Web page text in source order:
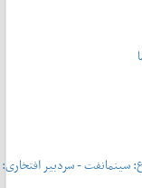
پرونده یک موضوع: سینمانفت - سردبیر افتخاری: